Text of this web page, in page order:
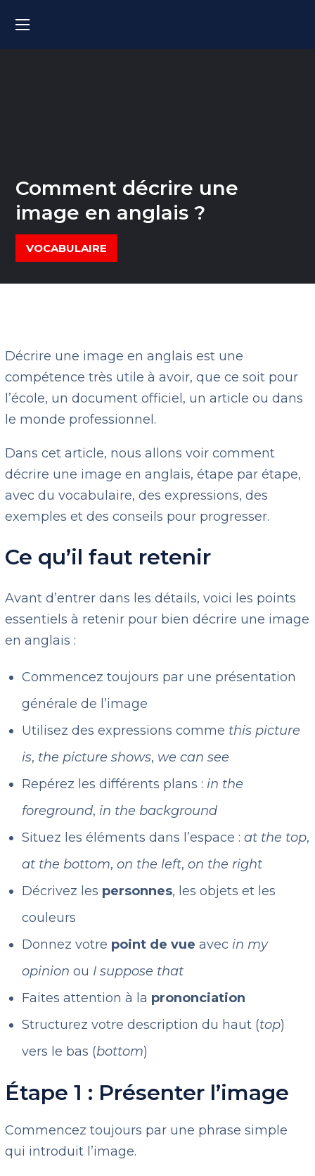
Comment décrire une
image en anglais ?
VOCABULAIRE
Décrire une image en anglais est une
compétence très utile à avoir, que ce soit pour
l’école, un document officiel, un article ou dans
le monde professionnel.
Dans cet article, nous allons voir comment
décrire une image en anglais, étape par étape,
avec du vocabulaire, des expressions, des
exemples et des conseils pour progresser.
Ce qu’il faut retenir
Avant d’entrer dans les détails, voici les points
essentiels à retenir pour bien décrire une image
en anglais :
Commencez toujours par une présentation
générale de l’image
Utilisez des expressions comme this picture
is, the picture shows, we can see
Repérez les différents plans : in the
foreground, in the background
Situez les éléments dans l’espace : at the top,
at the bottom, on the left, on the right
Décrivez les personnes, les objets et les
couleurs
Donnez votre point de vue avec in my
opinion ou I suppose that
Faites attention à la prononciation
Structurez votre description du haut (top)
vers le bas (bottom)
Étape 1 : Présenter l’image
Commencez toujours par une phrase simple
qui introduit l’image.